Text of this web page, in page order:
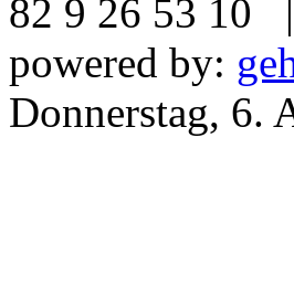
82 9 26 53 10
powered by:
Donnerstag, 6.